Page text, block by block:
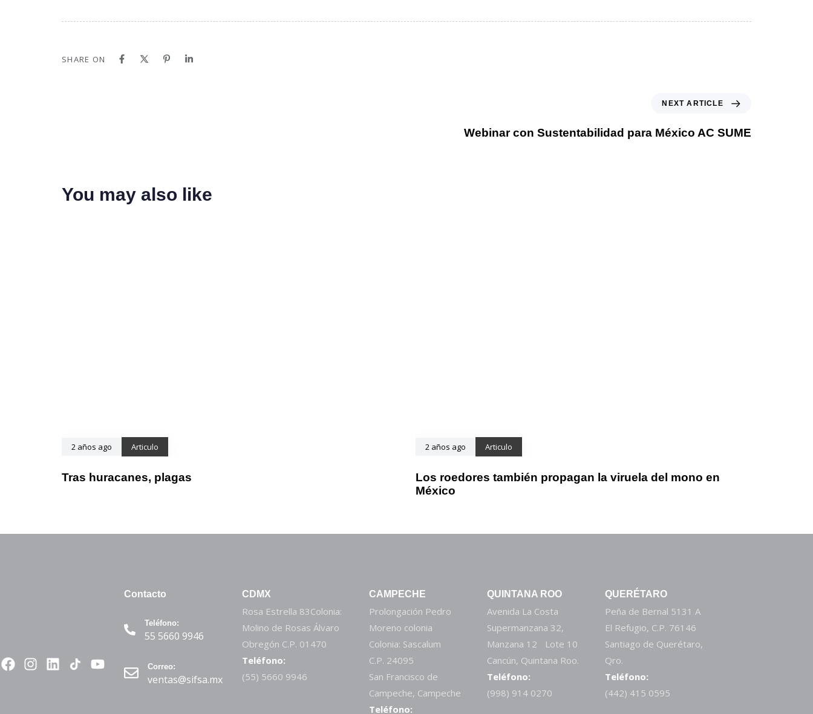
SHARE ON
NEXT ARTICLE
Webinar con Sustentabilidad para México AC SUME
You may also like
2 años ago Articulo
Tras huracanes, plagas
2 años ago Articulo
Los roedores también propagan la viruela del mono en
México
Contacto
Teléfono:
55 5660 9946
Correo:
ventas@sifsa.mx
CDMX
Rosa Estrella 83Colonia:
Molino de Rosas Álvaro
Obregón C.P. 01470
Teléfono:
(55) 5660 9946
CAMPECHE
Prolongación Pedro
Moreno colonia
Colonia: Sascalum
C.P. 24095
San Francisco de
Campeche, Campeche
Teléfono:
QUINTANA ROO
Avenida La Costa
Supermanzana 32,
Manzana 12 Lote 10
Cancún, Quintana Roo.
Teléfono:
(998) 914 0270
QUERÉTARO
Peña de Bernal 5131 A
El Refugio, C.P. 76146
Santiago de Querétaro,
Qro.
Teléfono:
(442) 415 0595